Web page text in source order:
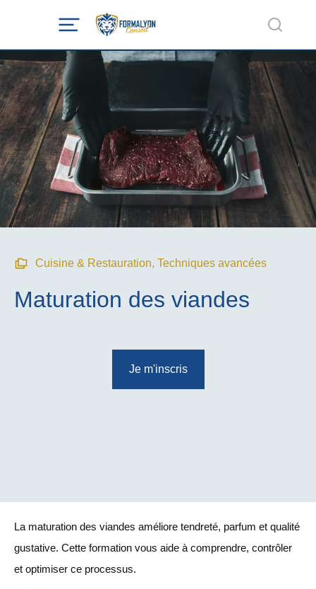
Cuisine & Restauration, Techniques avancées
Maturation des viandes
Je m'inscris
La maturation des viandes améliore tendreté, parfum et qualité
gustative. Cette formation vous aide à comprendre, contrôler
et optimiser ce processus.